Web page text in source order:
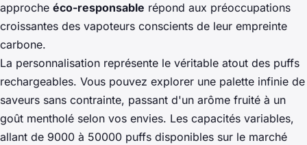
approche éco-responsable répond aux préoccupations
croissantes des vapoteurs conscients de leur empreinte
carbone.
La personnalisation représente le véritable atout des puffs
rechargeables. Vous pouvez explorer une palette infinie de
saveurs sans contrainte, passant d'un arôme fruité à un
goût mentholé selon vos envies. Les capacités variables,
allant de 9000 à 50000 puffs disponibles sur le marché